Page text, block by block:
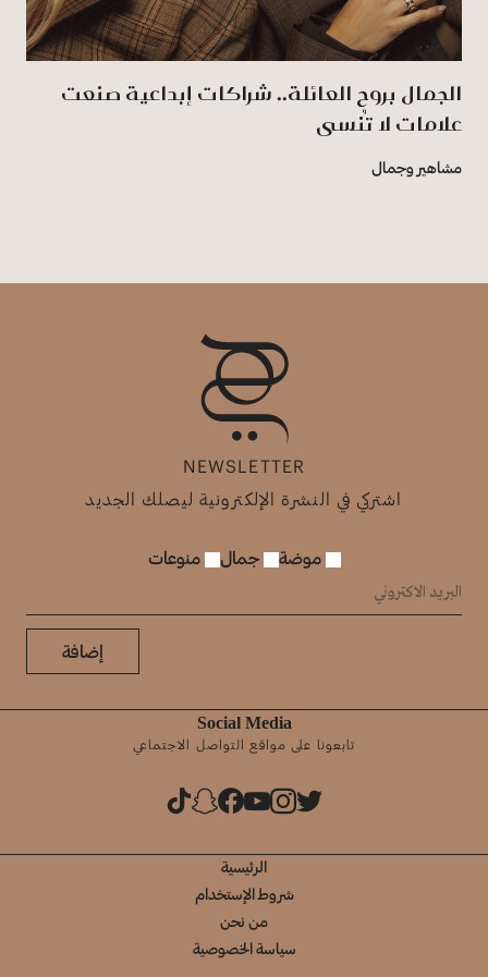
الجمال بروح العائلة.. شراكات إبداعية صنعت
علامات لا تُنسى
مشاهير وجمال
NEWSLETTER
اشتركي في النشرة الإلكترونية ليصلك الجديد
موضة جمال منوعات
إضافة
Social Media
تابعونا على مواقع التواصل الاجتماعي
الرئيسية
شروط الإستخدام
من نحن
سياسة الخصوصية